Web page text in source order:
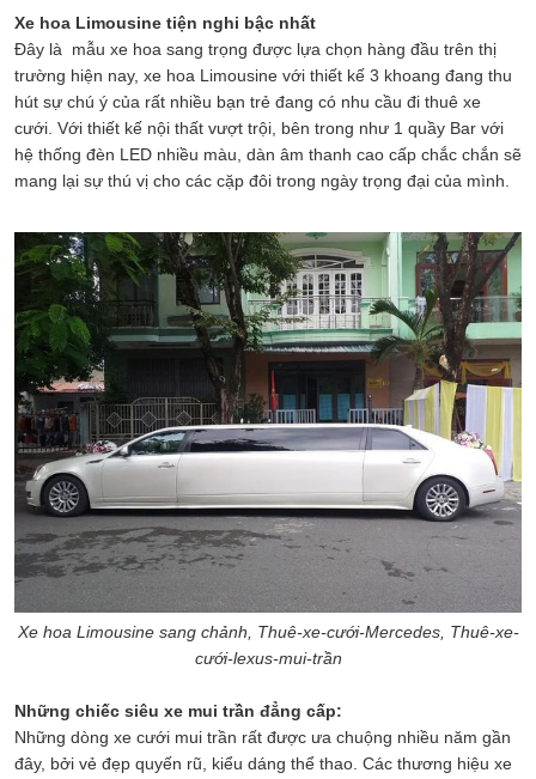
Xe hoa Limousine tiện nghi bậc nhất
Đây là mẫu xe hoa sang trọng được lựa chọn hàng đầu trên thị
trường hiện nay, xe hoa Limousine với thiết kế 3 khoang đang thu
hút sự chú ý của rất nhiều bạn trẻ đang có nhu cầu đi thuê xe
cưới. Với thiết kế nội thất vượt trội, bên trong như 1 quầy Bar với
hệ thống đèn LED nhiều màu, dàn âm thanh cao cấp chắc chắn sẽ
mang lại sự thú vị cho các cặp đôi trong ngày trọng đại của mình.
Xe hoa Limousine sang chảnh, Thuê-xe-cưới-Mercedes, Thuê-xe-
cưới-lexus-mui-trần
Những chiếc siêu xe mui trần đẳng cấp:
Những dòng xe cưới mui trần rất được ưa chuộng nhiều năm gần
đây, bởi vẻ đẹp quyến rũ, kiểu dáng thể thao. Các thương hiệu xe